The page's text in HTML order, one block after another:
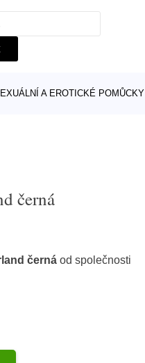
A EROTICKÉ POMŮCKY
černá
černá od společnosti